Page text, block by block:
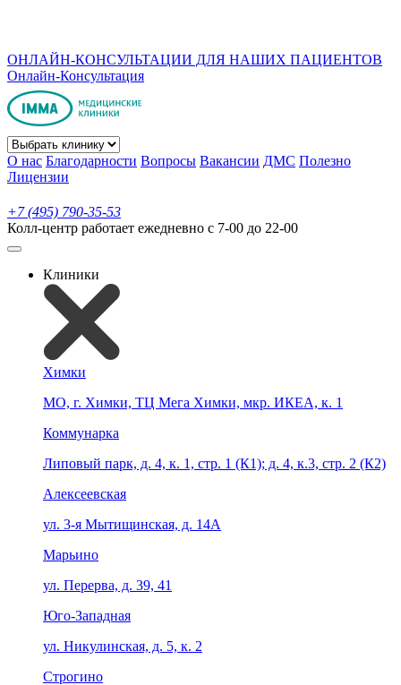
ОНЛАЙН-КОНСУЛЬТАЦИИ ДЛЯ НАШИХ ПАЦИЕНТОВ
Онлайн-Консультация
О нас Благодарности Вопросы Вакансии ДМС Полезно
Лицензии
+7 (495) 790-35-53
Колл-центр работает ежедневно с 7-00 до 22-00
Клиники
Химки
МО, г. Химки, ТЦ Мега Химки, мкр. ИКЕА, к. 1
Коммунарка
Липовый парк, д. 4, к. 1, стр. 1 (К1); д. 4, к.3, стр. 2 (К2)
Алексеевская
ул. 3-я Мытищинская, д. 14А
Марьино
ул. Перерва, д. 39, 41
Юго-Западная
ул. Никулинская, д. 5, к. 2
Строгино